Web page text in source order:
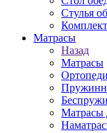
Стулья
Матраcы
Назад
Матраcы
Матрасы